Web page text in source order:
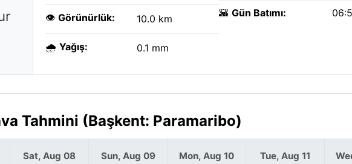
👁️ Görünürlük: 10.0 km
🌧️ Yağış: 0.1 mm
🌇 Gün Batımı:
Tahmini (Başkent: Paramaribo)
Sat, Aug 08 Sun, Aug 09 Mon, Aug 10 Tue, Aug 11